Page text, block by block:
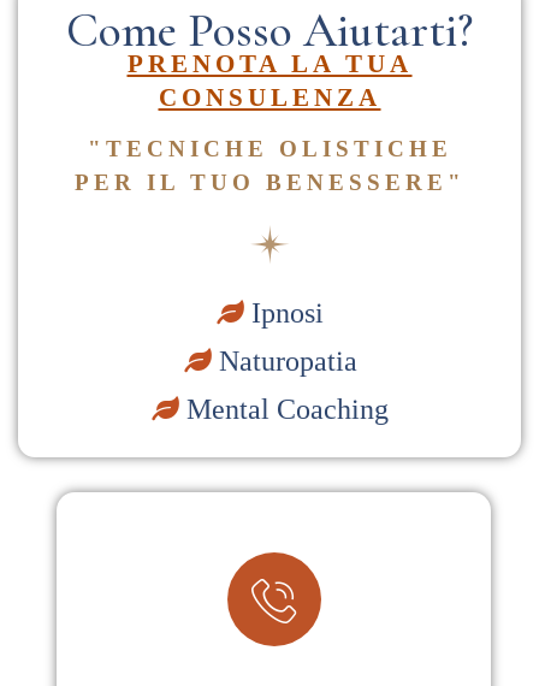
Come Posso Aiutarti?
PRENOTA LA TUA
CONSULENZA
"TECNICHE OLISTICHE
PER IL TUO BENESSERE"
Ipnosi
Naturopatia
Mental Coaching